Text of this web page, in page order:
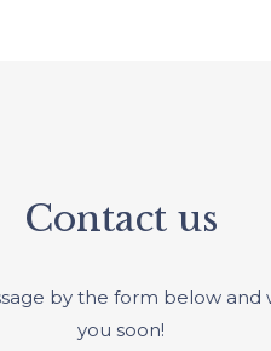
Contact us
by the form below and
you soon!